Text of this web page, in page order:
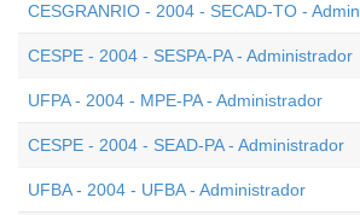
CESGRANRIO - 2004 - SECAD-TO -
CESPE - 2004 - SESPA-PA - Administrador
UFPA - 2004 - MPE-PA - Administrador
CESPE - 2004 - SEAD-PA - Administrador
UFBA - 2004 - UFBA - Administrador